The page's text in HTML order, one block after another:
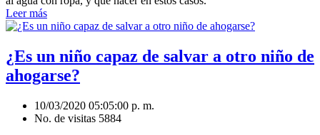
Leer más
¿Es un niño capaz de salvar a otro niño de
ahogarse?
10/03/2020 05:05:00 p. m.
No. de visitas 5884